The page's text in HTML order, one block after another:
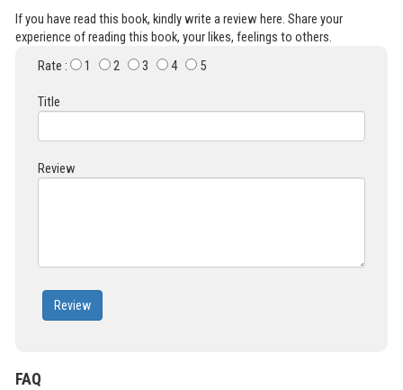
If you have read this book, kindly write a review here. Share your
experience of reading this book, your likes, feelings to others.
Rate :
1 2 3 4 5
Title
Review
Review
FAQ